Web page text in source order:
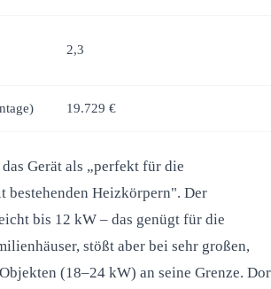
2,3
19.729 €
Gerät als „perfekt für die
bestehenden Heizkörpern". Der
bis 12 kW – das genügt für die
stößt aber bei sehr großen,
(18–24 kW) an seine Grenze.